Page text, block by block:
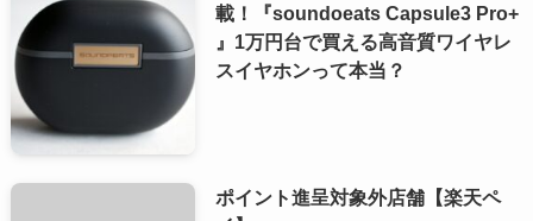
載！『soundoeats Capsule3 Pro+
』1万円台で買える高音質ワイヤレ
スイヤホンって本当？
ポイント進呈対象外店舗【楽天ペ